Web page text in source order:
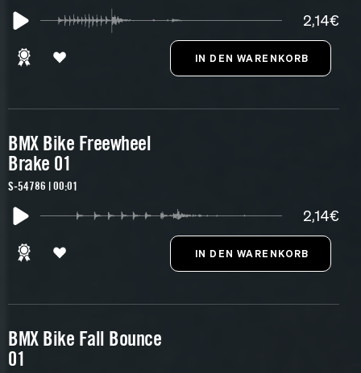
2,14€
BMX Bike Freewheel
Brake 01
S-54786 | 00:01
2,14€
BMX Bike Fall Bounce
01